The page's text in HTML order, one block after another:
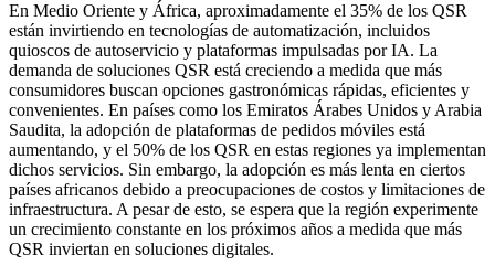
En Medio Oriente y África, aproximadamente el 35% de los QSR
están invirtiendo en tecnologías de automatización, incluidos
quioscos de autoservicio y plataformas impulsadas por IA. La
demanda de soluciones QSR está creciendo a medida que más
consumidores buscan opciones gastronómicas rápidas, eficientes y
convenientes. En países como los Emiratos Árabes Unidos y Arabia
Saudita, la adopción de plataformas de pedidos móviles está
aumentando, y el 50% de los QSR en estas regiones ya implementan
dichos servicios. Sin embargo, la adopción es más lenta en ciertos
países africanos debido a preocupaciones de costos y limitaciones de
infraestructura. A pesar de esto, se espera que la región experimente
un crecimiento constante en los próximos años a medida que más
QSR inviertan en soluciones digitales.